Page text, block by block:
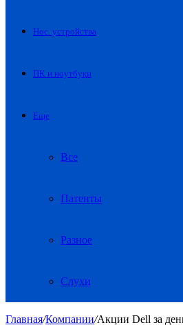
Нос. устройства
ПК и ноутбуки
Еще
Все
Патенты
Разное
Слухи
Главная/Компании/Акции Dell за